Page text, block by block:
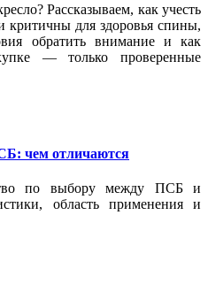
Рассказываем, как учесть
критичны для здоровья спины,
обратить внимание и как
— только проверенные
чем отличаются
по выбору между ПСБ и
область применения и